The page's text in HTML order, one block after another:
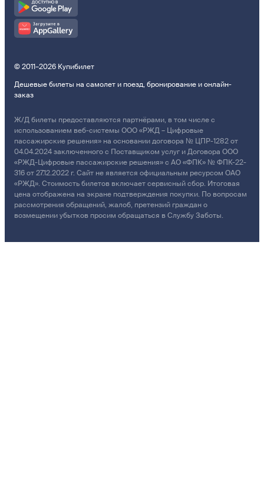
© 2011–2026 Купибилет
Дешевые билеты на самолет и поезд, бронирование и онлайн-
заказ
Ж/Д билеты предоставляются партнёрами, в том числе с
использованием веб-системы ООО «РЖД – Цифровые
пассажирские решения» на основании договора № ЦПР-1282 от
04.04.2024 заключенного с Поставщиком услуг и Договора ООО
«РЖД-Цифровые пассажирские решения» с АО «ФПК» № ФПК-22-
316 от 27.12.2022 г. Сайт не является официальным ресурсом ОАО
«РЖД». Стоимость билетов включает сервисный сбор. Итоговая
цена отображена на экране подтверждения покупки. По вопросам
рассмотрения обращений, жалоб, претензий граждан о
возмещении убытков просим обращаться в Службу Заботы.